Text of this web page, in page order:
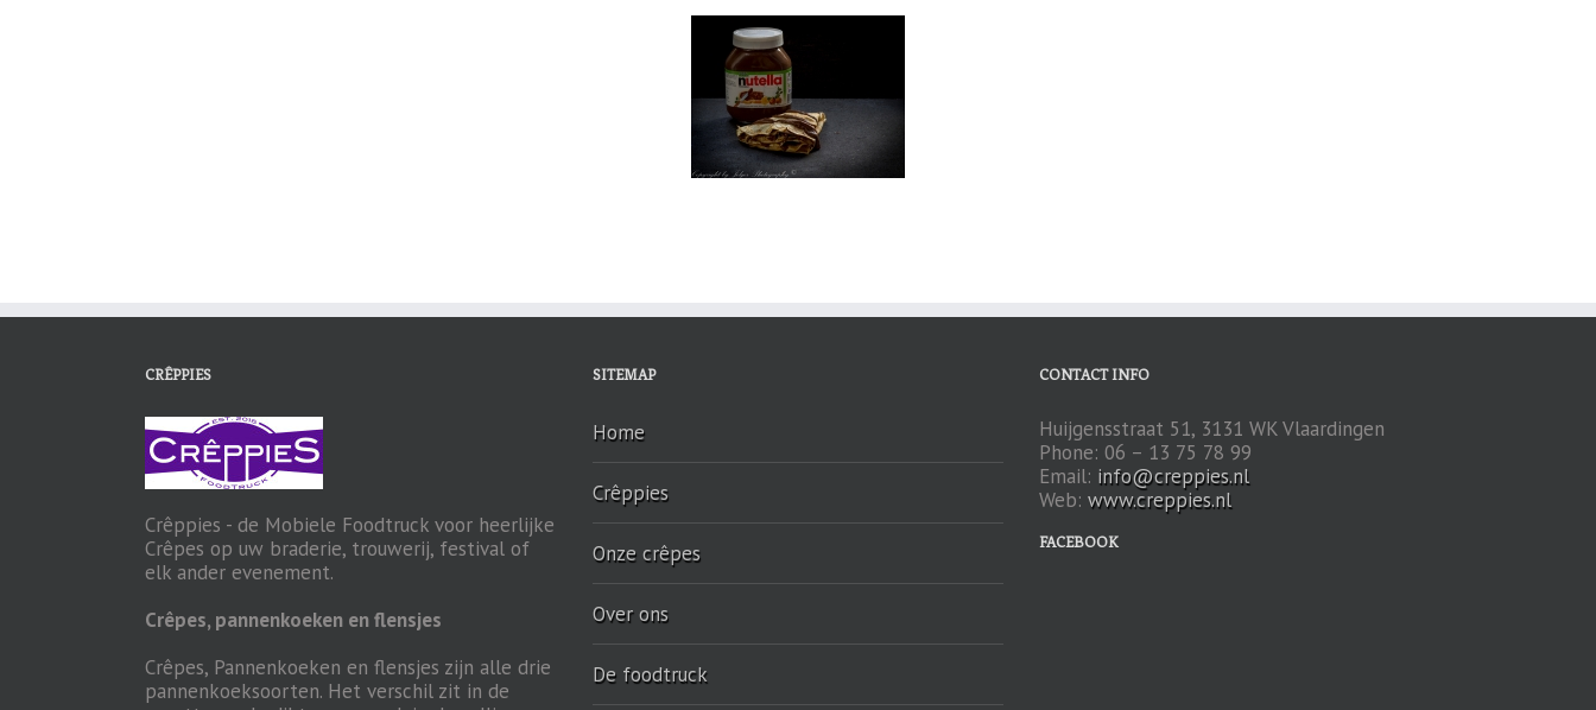
CRÊPPIES
Crêppies - de Mobiele Foodtruck voor heerlijke
Crêpes op uw braderie, trouwerij, festival of
elk ander evenement.
Crêpes, pannenkoeken en flensjes
Crêpes, Pannenkoeken en flensjes zijn alle drie
pannenkoeksoorten. Het verschil zit in de
SITEMAP
Home
Crêppies
Onze crêpes
Over ons
De foodtruck
CONTACT INFO
Huijgensstraat 51, 3131 WK Vlaardingen
Phone: 06 – 13 75 78 99
Email: info@creppies.nl
Web:www.creppies.nl
FACEBOOK